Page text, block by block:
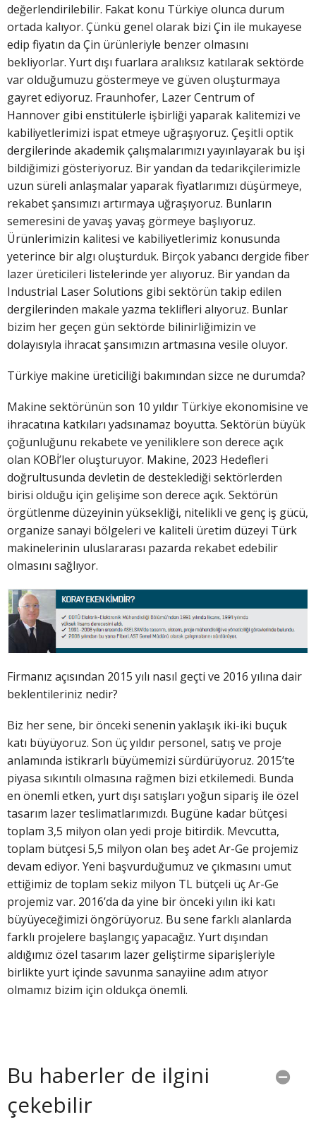
değerlendirilebilir. Fakat konu Türkiye olunca durum
ortada kalıyor. Çünkü genel olarak bizi Çin ile mukayese
edip fiyatın da Çin ürünleriyle benzer olmasını
bekliyorlar. Yurt dışı fuarlara aralıksız katılarak sektörde
var olduğumuzu göstermeye ve güven oluşturmaya
gayret ediyoruz. Fraunhofer, Lazer Centrum of
Hannover gibi enstitülerle işbirliği yaparak kalitemizi ve
kabiliyetlerimizi ispat etmeye uğraşıyoruz. Çeşitli optik
dergilerinde akademik çalışmalarımızı yayınlayarak bu işi
bildiğimizi gösteriyoruz. Bir yandan da tedarikçilerimizle
uzun süreli anlaşmalar yaparak fiyatlarımızı düşürmeye,
rekabet şansımızı artırmaya uğraşıyoruz. Bunların
semeresini de yavaş yavaş görmeye başlıyoruz.
Ürünlerimizin kalitesi ve kabiliyetlerimiz konusunda
yeterince bir algı oluşturduk. Birçok yabancı dergide fiber
lazer üreticileri listelerinde yer alıyoruz. Bir yandan da
Industrial Laser Solutions gibi sektörün takip edilen
dergilerinden makale yazma teklifleri alıyoruz. Bunlar
bizim her geçen gün sektörde bilinirliğimizin ve
dolayısıyla ihracat şansımızın artmasına vesile oluyor.
Türkiye makine üreticiliği bakımından sizce ne durumda?
Makine sektörünün son 10 yıldır Türkiye ekonomisine ve
ihracatına katkıları yadsınamaz boyutta. Sektörün büyük
çoğunluğunu rekabete ve yeniliklere son derece açık
olan KOBİ’ler oluşturuyor. Makine, 2023 Hedefleri
doğrultusunda devletin de desteklediği sektörlerden
birisi olduğu için gelişime son derece açık. Sektörün
örgütlenme düzeyinin yüksekliği, nitelikli ve genç iş gücü,
organize sanayi bölgeleri ve kaliteli üretim düzeyi Türk
makinelerinin uluslararası pazarda rekabet edebilir
olmasını sağlıyor.
Firmanız açısından 2015 yılı nasıl geçti ve 2016 yılına dair
beklentileriniz nedir?
Biz her sene, bir önceki senenin yaklaşık iki-iki buçuk
katı büyüyoruz. Son üç yıldır personel, satış ve proje
anlamında istikrarlı büyümemizi sürdürüyoruz. 2015’te
piyasa sıkıntılı olmasına rağmen bizi etkilemedi. Bunda
en önemli etken, yurt dışı satışları yoğun sipariş ile özel
tasarım lazer teslimatlarımızdı. Bugüne kadar bütçesi
toplam 3,5 milyon olan yedi proje bitirdik. Mevcutta,
toplam bütçesi 5,5 milyon olan beş adet Ar-Ge projemiz
devam ediyor. Yeni başvurduğumuz ve çıkmasını umut
ettiğimiz de toplam sekiz milyon TL bütçeli üç Ar-Ge
projemiz var. 2016’da da yine bir önceki yılın iki katı
büyüyeceğimizi öngörüyoruz. Bu sene farklı alanlarda
farklı projelere başlangıç yapacağız. Yurt dışından
aldığımız özel tasarım lazer geliştirme siparişleriyle
birlikte yurt içinde savunma sanayiine adım atıyor
olmamız bizim için oldukça önemli.
Bu haberler de ilgini
çekebilir